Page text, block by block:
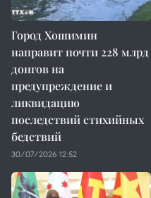
Город Хошимин
направит почти 228 млрд
донгов на
предупреждение и
ликвидацию
последствий стихийных
бедствий
30/07/2026 12:52